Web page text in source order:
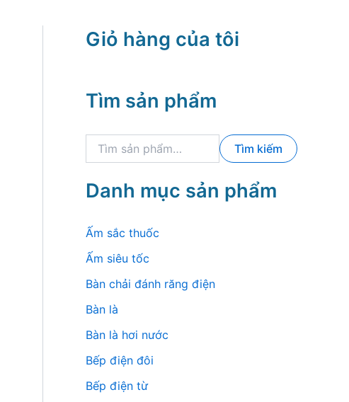
Giỏ hàng của tôi
Tìm sản phẩm
k
m
:
Tìm kiếm
Danh mục sản phẩm
Ấm sắc thuốc
Ấm siêu tốc
Bàn chải đánh răng điện
Bàn là
Bàn là hơi nước
Bếp điện đôi
Bếp điện từ